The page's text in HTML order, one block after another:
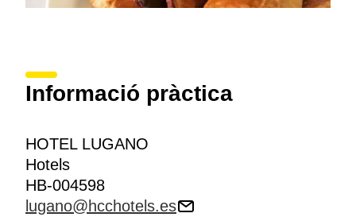
Informació pràctica
HOTEL LUGANO
Hotels
HB-004598
lugano@hcchotels.es